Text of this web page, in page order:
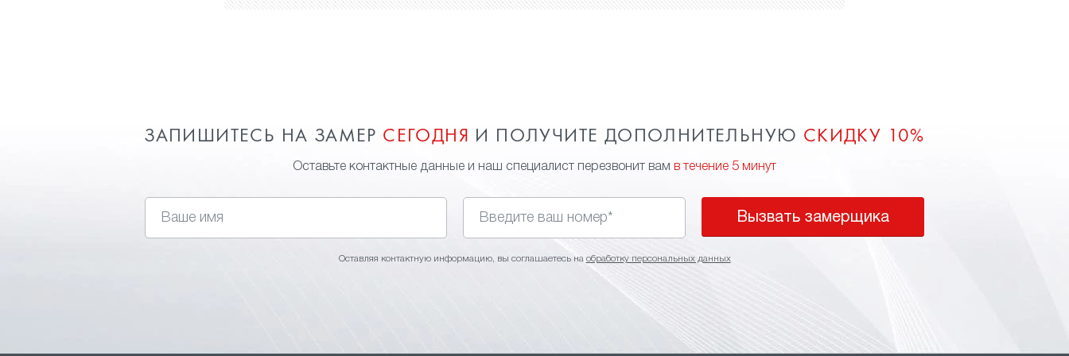
ЗАПИШИТЕСЬ НА ЗАМЕР СЕГОДНЯ И ПОЛУЧИТЕ ДОПОЛНИТЕЛЬНУЮ СКИДКУ 10%
Оставьте контактные данные и наш специалист перезвонит вам в течение 5 минут
Вызвать замерщика
Оставляя контактную информацию, вы соглашаетесь на обработку персональных данных